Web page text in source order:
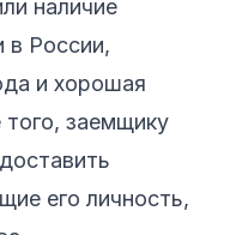
наличие
в России,
и хорошая
заемщику
его личность,